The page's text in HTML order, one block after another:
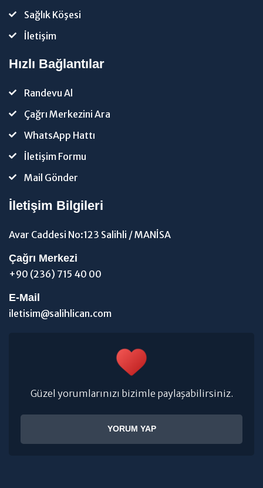
Sağlık Köşesi
İletişim
Hızlı Bağlantılar
Randevu Al
Çağrı Merkezini Ara
WhatsApp Hattı
İletişim Formu
Mail Gönder
İletişim Bilgileri
Avar Caddesi No:123 Salihli / MANİSA
Çağrı Merkezi
+90 (236) 715 40 00
E-Mail
iletisim@salihlican.com
Güzel yorumlarınızı bizimle paylaşabilirsiniz.
YORUM YAP